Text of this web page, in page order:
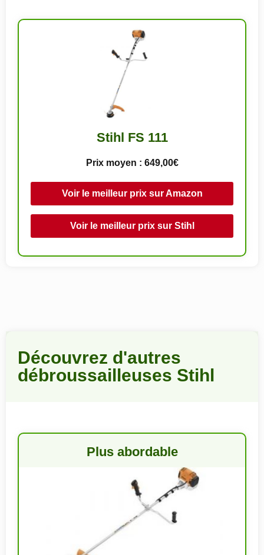
Stihl FS 111
Prix moyen : 649,00€
Voir le meilleur prix sur Amazon
Voir le meilleur prix sur Stihl
Découvrez d'autres
débroussailleuses Stihl
Plus abordable